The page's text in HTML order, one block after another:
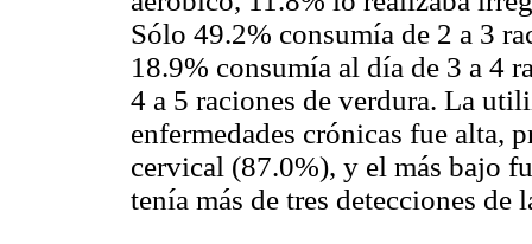
Sólo 49.2% consumía de 2 a 3
18.9% consumía al día de 3 a 4
4 a 5 raciones de verdura. La
enfermedades crónicas fue alta,
cervical (87.0%), y el más bajo
tenía más de tres detecciones de